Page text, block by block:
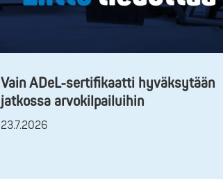
Vain ADeL-sertifikaatti hyväksytään
jatkossa arvokilpailuihin
23.7.2026